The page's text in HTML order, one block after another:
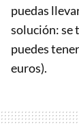
puedas
solución: se
puedes
euros).